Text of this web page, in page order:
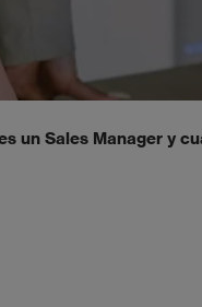
un Sales Manager y